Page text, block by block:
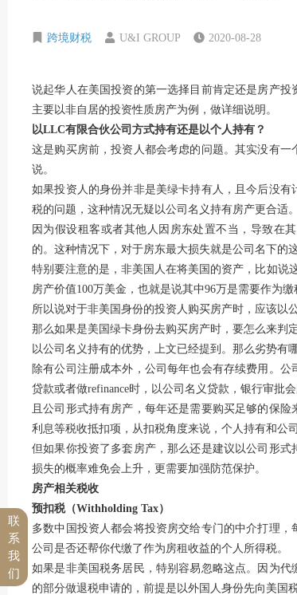
跨境财税 U&I GROUP 2020-08-28
说起华人在美国投资的第一选择目前肯定还是房产
主要以非自居的投资性质房产为例，做详细说明。
以LLC有限合伙公司方式持有还是以个人持有？
这是购买房前，投资人都会考虑的问题。其实没有
说。
如果投资人的身份并非是美绿卡持有人，且今后没
税的问题，这种情况无疑以公司名义持有房产更合适。
因为假设租客或者其他人因房东处置不当，导致在
的。这种情况下，对于房东最大损失就是公司名下的
特别要注意的是，非美国人在将美国的资产，比如说
房产价值100万美金，也就是说其中96万是需要作为缴
所以说对于非美国身份的投资人购买房产时，应该以
那么如果是美国绿卡身份去购买房产时，要怎么来判
以公司名义持有的优势，上文已经提到。那么劣势有
除有公司注册成本外，公司每年也会有存续费用。
贷款或者做refinance时，以公司名义贷款，银行审批
且公司形式持有房产，每年还是需要购买足够的保
利息等税收抵扣项，从扣税角度来说，个人持有和公
但如果你投资了多套房产，那么还是建议以公司形
损失的概率难免会上升，更需要加强防范保护。
房产相关税收
预扣税（Withholding Tax）
多数中国投资人都会将投资房交给专门的中介打理
公司是否还帮你代缴了作为房租收益的个人所得税。
如果是非美国税务居民，特别容易忽略这点。因为
的部分做退税申请的，前提是以外国人身份先向美国
联
系
我
们